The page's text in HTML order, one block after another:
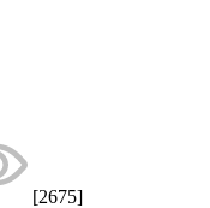
[2675]